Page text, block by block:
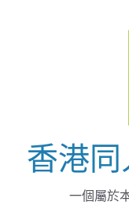
香港
一個屬於